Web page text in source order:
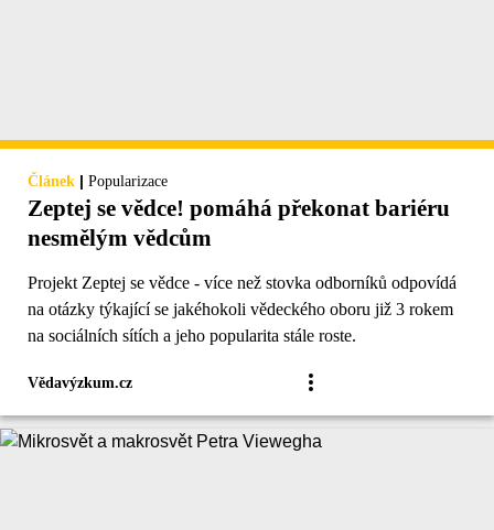
Článek | Popularizace
Zeptej se vědce! pomáhá překonat bariéru
nesmělým vědcům
Projekt Zeptej se vědce - více než stovka odborníků odpovídá
na otázky týkající se jakéhokoli vědeckého oboru již 3 rokem
na sociálních sítích a jeho popularita stále roste.
Vědavýzkum.cz